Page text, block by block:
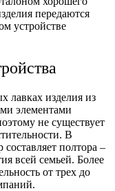
передаются
устройстве
лавках изделия из
элементами
не существует
В
полтора –
всей семьей. Более
от трех до